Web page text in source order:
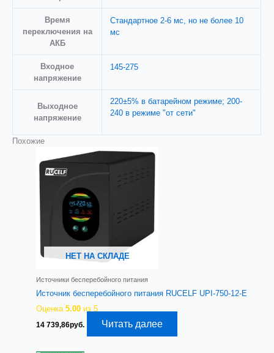
Время
переключения на
АКБ
Стандартное 2-6 мс, но не более 10
мс
Входное
напряжениe
145-275
Выходное
напряжение
220±5% в батарейном режиме; 200-
240 в режиме "от сети"
Похожие
НЕТ НА СКЛАДЕ
Источники бесперебойного питания
Источник бесперебойного питания RUCELF UPI-750-12-E
Оценка5.00 из 5
14 739,86руб. Читать далее